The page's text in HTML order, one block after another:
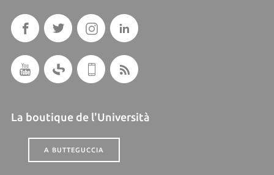
La boutique de l'Università
A BUTTEGUCCIA